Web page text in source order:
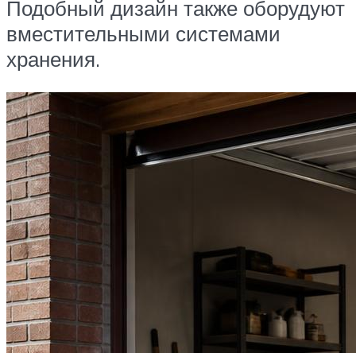
Подобный дизайн также оборудуют
вместительными системами
хранения.